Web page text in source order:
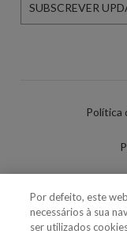
SUBSCREVER
Política
Por defeito, este
necessários à sua
ser utilizados